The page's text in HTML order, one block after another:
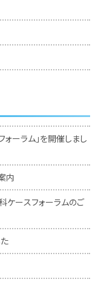
ォーラム」を開催しまし
内
ケースフォーラムのご